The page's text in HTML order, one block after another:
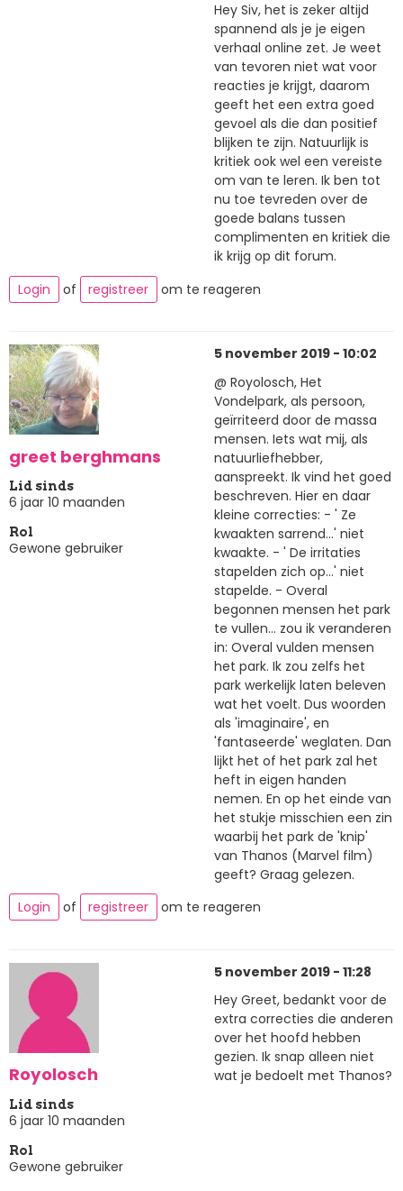
Hey Siv, het is zeker altijd
spannend als je je eigen
verhaal online zet. Je weet
van tevoren niet wat voor
reacties je krijgt, daarom
geeft het een extra goed
gevoel als die dan positief
blijken te zijn. Natuurlijk is
kritiek ook wel een vereiste
om van te leren. Ik ben tot
nu toe tevreden over de
goede balans tussen
complimenten en kritiek die
ik krijg op dit forum.
Login
of registreer om te reageren
greet berghmans
Lid sinds
6 jaar 10 maanden
Rol
Gewone gebruiker
5 november 2019 - 10:02
@ Royolosch, Het
Vondelpark, als persoon,
geïrriteerd door de massa
mensen. Iets wat mij, als
natuurliefhebber,
aanspreekt. Ik vind het goed
beschreven. Hier en daar
kleine correcties: - ' Ze
kwaakten sarrend...' niet
kwaakte. - ' De irritaties
stapelden zich op...' niet
stapelde. - Overal
begonnen mensen het park
te vullen... zou ik veranderen
in: Overal vulden mensen
het park. Ik zou zelfs het
park werkelijk laten beleven
wat het voelt. Dus woorden
als 'imaginaire', en
'fantaseerde' weglaten. Dan
lijkt het of het park zal het
heft in eigen handen
nemen. En op het einde van
het stukje misschien een zin
waarbij het park de 'knip'
van Thanos (Marvel film)
geeft? Graag gelezen.
Login
of registreer om te reageren
Royolosch
Lid sinds
6 jaar 10 maanden
Rol
Gewone gebruiker
5 november 2019 - 11:28
Hey Greet, bedankt voor de
extra correcties die anderen
over het hoofd hebben
gezien. Ik snap alleen niet
wat je bedoelt met Thanos?